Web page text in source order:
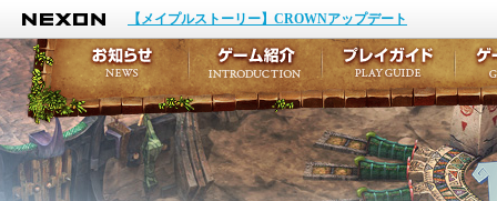
NEXON
【メイプルストーリー】CROWNアップデート
お知らせ
イベント
アップデート
メンテナンス
ゲーム紹介
キャラクター作成
テイルズ初級者講座
ここだけは知ってお